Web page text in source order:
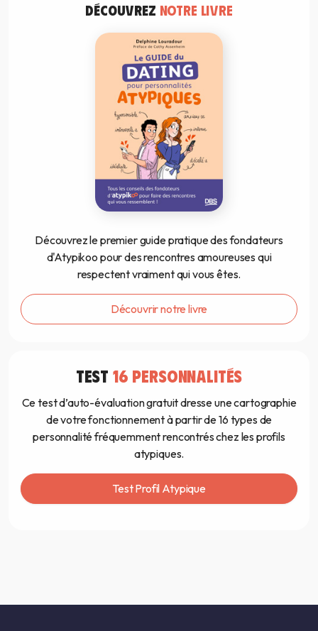
DÉCOUVREZ NOTRE LIVRE
Découvrez le premier guide pratique des fondateurs
d'Atypikoo pour des rencontres amoureuses qui
respectent vraiment qui vous êtes.
Découvrir notre livre
TEST 16 PERSONNALITÉS
Ce test d’auto-évaluation gratuit dresse une cartographie
de votre fonctionnement à partir de 16 types de
personnalité fréquemment rencontrés chez les profils
atypiques.
Test Profil Atypique